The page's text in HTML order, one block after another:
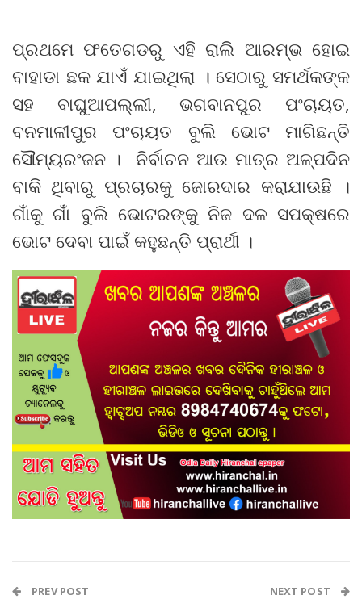
ପ୍ରଥମେ ଫତେଗଡରୁ ଏହି ରାଲି ଆରମ୍ଭ ହୋଇ
ବାହାଡା ଛକ ଯାଏଁ ଯାଇଥିଲା । ସେଠାରୁ ସମର୍ଥକଙ୍କ
ସହ ବାଘୁଆପଲ୍ଲୀ, ଭଗବାନପୁର ପଂଚାୟତ,
ବନମାଳୀପୁର ପଂଚାୟତ ବୁଲି ଭୋଟ ମାଗିଛନ୍ତି
ସୌମ୍ୟରଂଜନ । ନିର୍ବାଚନ ଆଉ ମାତ୍ର ଅଳ୍ପଦିନ
ବାକି ଥିବାରୁ ପ୍ରଚାରକୁ ଜୋରଦାର କରାଯାଉଛି ।
ଗାଁକୁ ଗାଁ ବୁଲି ଭୋଟରଙ୍କୁ ନିଜ ଦଳ ସପକ୍ଷରେ
ଭୋଟ ଦେବା ପାଇଁ କହୁଛନ୍ତି ପ୍ରାର୍ଥୀ ।
PREV POST NEXT POST